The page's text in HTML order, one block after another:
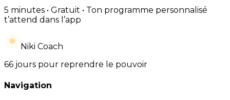
5 minutes • Gratuit • Ton programme personnalisé
t’attend dans l’app
Niki Coach
66 jours pour reprendre le pouvoir
Navigation